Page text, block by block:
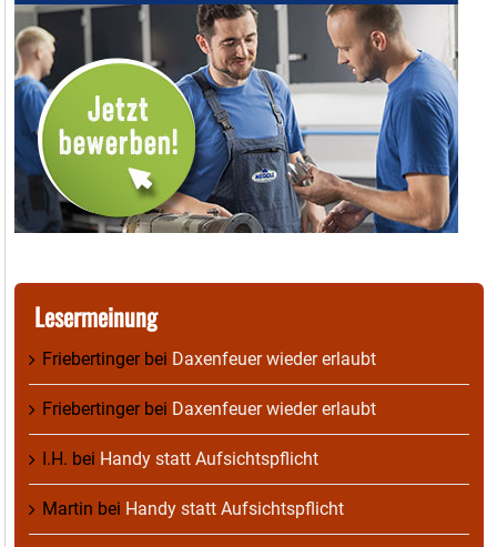
Lesermeinung
Friebertingerbei Daxenfeuer wieder erlaubt
Friebertingerbei Daxenfeuer wieder erlaubt
I.H. bei Handy statt Aufsichtspflicht
Martin bei Handy statt Aufsichtspflicht